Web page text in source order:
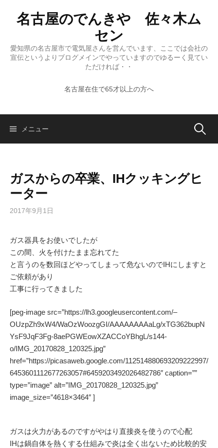
プ
名古屋のでんきや 佐々木ム
セン
愛知県の名古屋市で電気屋さんを営んでいます、ここでは会社の
宣伝というよりブログメインでやっていますのでゆるーく見てい
ただければ・・
名古屋在住で65才以上の方へ
メニュー 検
ガスからの卒業、IHクッキングヒ
ーター
2017年9月1日
ガス器具をお使いでしたが
この間、火を付けたまま忘れてた
と言うのを数回ほどやってしまって危ないのでIHにしますと
ご依頼があり
工事に行ってきました
[peg-image src=”https://lh3.googleusercontent.com/–
OUzpZh9xW4/WaOzWoozgGI/AAAAAAAAaLg/xTG362bupN
YsF9JqF3Fg-8aePGWEowXZACCoYBhgL/s144-
o/IMG_20170828_120325.jpg”
href=”https://picasaweb.google.com/112514880693209222997/
6453601112677263057#6459203492026482786″ caption=””
type=”image” alt=”IMG_20170828_120325.jpg”
image_size=”4618×3464″ ]
ガスは火力があるのですがやはり直接炎を使うので心配
IHは鍋自体を熱くする仕組みで炎は全く出ないため比較的安